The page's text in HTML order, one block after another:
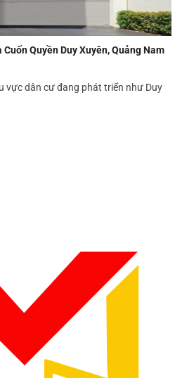
Quyền Duy Xuyên, Quảng Nam
vực dân cư đang phát triển như Duy